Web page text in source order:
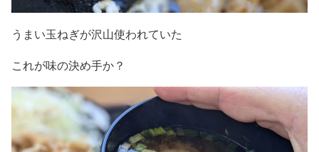
うまい玉ねぎが沢山使われていた
これが味の決め手か？